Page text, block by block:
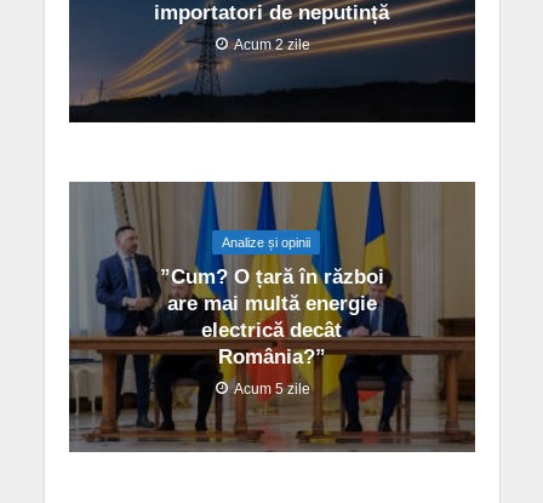
importatori de neputință
Acum 2 zile
Analize și opinii
”Cum? O țară în război
are mai multă energie
electrică decât
România?”
Acum 5 zile